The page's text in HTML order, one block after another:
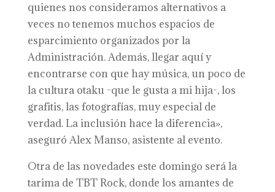
quienes nos consideramos alternativos a
veces no tenemos muchos espacios de
esparcimiento organizados por la
Administración. Además, llegar aquí y
encontrarse con que hay música, un poco de
la cultura otaku -que le gusta a mi hija-, los
grafitis, las fotografías, muy especial de
verdad. La inclusión hace la diferencia»,
aseguró Alex Manso, asistente al evento.
Otra de las novedades este domingo será la
tarima de TBT Rock, donde los amantes de